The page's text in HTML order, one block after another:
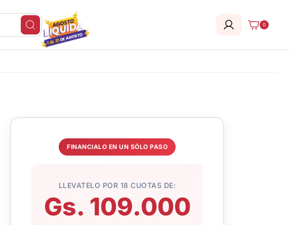
0
FINANCIALO EN UN SÓLO PASO
LLEVATELO POR 18 CUOTAS DE:
Gs. 109.000